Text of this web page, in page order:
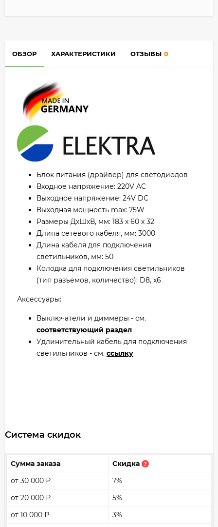
ОБЗОР ХАРАКТЕРИСТИКИ ОТЗЫВЫ 0
Блок питания (драйвер) для светодиодов
Входное напряжение: 220V AC
Выходное напряжение: 24V DC
Выходная мощность max: 75W
Размеры ДхШхВ, мм: 183 х 60 х 32
Длина сетевого кабеля, мм: 3000
Длина кабеля для подключения
светильников, мм: 50
Колодка для подключения светильников
(тип разъемов, количество): D8, x6
Аксессуары:
Выключатели и диммеры - см.
соответствующий раздел
Удлинительный кабель для подключения
светильников - см. ссылку
Система скидок
Сумма заказа Скидка ?
от 30 000 ₽
7%
от 20 000 ₽
5%
от 10 000 ₽ 3%